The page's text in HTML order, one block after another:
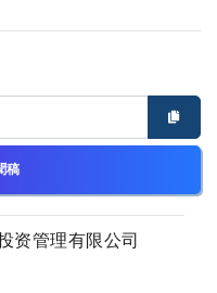
稿
资管理有限公司